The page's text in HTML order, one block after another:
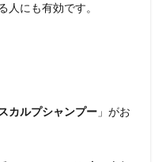
人にも有効です。
スカルプシャンプー 」がお